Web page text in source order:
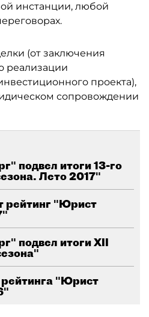
инстанции, любой
(от заключения
реализации
проекта),
сопровождении
подвел итоги 13-го
Лето 2017"
рейтинг "Юрист
подвел итоги XII
"Юрист